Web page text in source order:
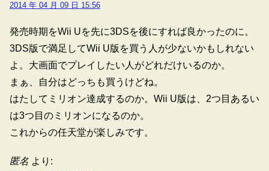
2014 年 04 月 09 日 15:56
発売時期をWii Uを先に3DSを後にすれば良かったのに。
3DS版で満足してWii U版を買う人が少ないかもしれない
よ。大画面でプレイしたい人がどれだけいるのか。
まぁ、自分はどっちも買うけどね。
はたしてミリオン達成するのか。Wii U版は、2つ目あるい
は3つ目のミリオンになるのか。
これからの任天堂が楽しみです。
匿名 より: